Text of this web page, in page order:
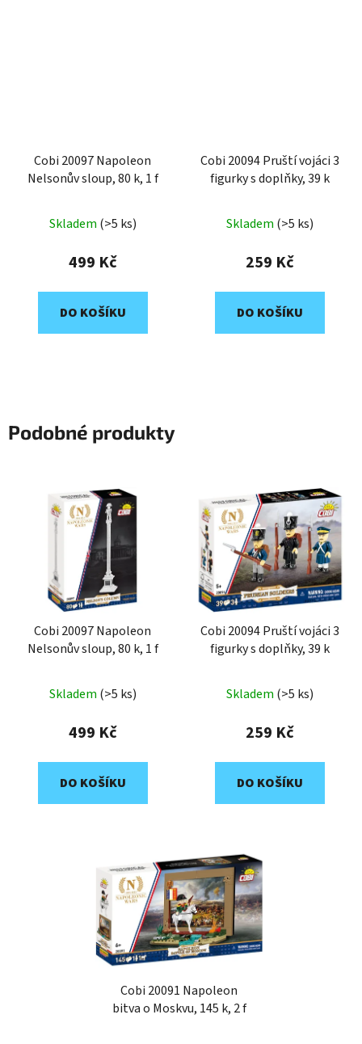
Cobi 20097 Napoleon
Nelsonův sloup, 80 k, 1 f
Skladem (>5 ks)
499 Kč
DO KOŠÍKU
Cobi 20094 Pruští vojáci 3
figurky s doplňky, 39 k
Skladem (>5 ks)
259 Kč
DO KOŠÍKU
Podobné produkty
Cobi 20097 Napoleon
Nelsonův sloup, 80 k, 1 f
Skladem (>5 ks)
499 Kč
DO KOŠÍKU
Cobi 20094 Pruští vojáci 3
figurky s doplňky, 39 k
Skladem (>5 ks)
259 Kč
DO KOŠÍKU
Cobi 20091 Napoleon
bitva o Moskvu, 145 k, 2 f